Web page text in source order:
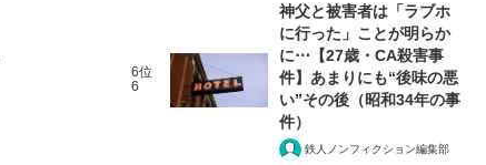
6位
6
神父と被害者は「ラブホ
に行った」ことが明らか
に⋯【27歳・CA殺害事
件】あまりにも“後味の悪
い”その後（昭和34年の事
件）
鉄人ノンフィクション編集部